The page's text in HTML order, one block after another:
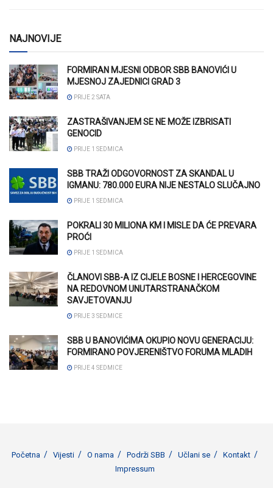
NAJNOVIJE
FORMIRAN MJESNI ODBOR SBB BANOVIĆI U
MJESNOJ ZAJEDNICI GRAD 3
PRIJE 2 SATA
ZASTRAŠIVANJEM SE NE MOŽE IZBRISATI
GENOCID
PRIJE 1 SEDMICA
SBB TRAŽI ODGOVORNOST ZA SKANDAL U
IGMANU: 780.000 EURA NIJE NESTALO SLUČAJNO
PRIJE 1 SEDMICA
POKRALI 30 MILIONA KM I MISLE DA ĆE PREVARA
PROĆI
PRIJE 1 SEDMICA
ČLANOVI SBB-A IZ CIJELE BOSNE I HERCEGOVINE
NA REDOVNOM UNUTARSTRANAČKOM
SAVJETOVANJU
PRIJE 3 SEDMICE
SBB U BANOVIĆIMA OKUPIO NOVU GENERACIJU:
FORMIRANO POVJERENIŠTVO FORUMA MLADIH
PRIJE 4 SEDMICE
Početna Vijesti O nama Podrži SBB Učlani se
Kontakt
Impressum